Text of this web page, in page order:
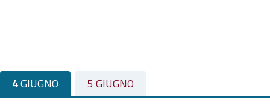
4GIUGNO 5 GIUGNO